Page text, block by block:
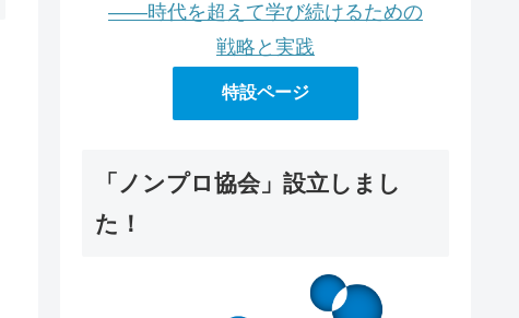
――時代を超えて学び続けるための
戦略と実践
特設ページ
「ノンプロ協会」設立しまし
た！